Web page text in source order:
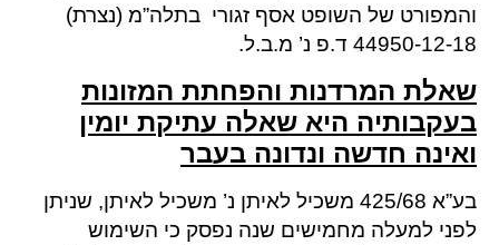
והמפורט של השופט אסף זגורי בתלה”מ (נצרת)
44950-12-18 ד.פ נ’ מ.ב.ל.
שאלת המרדנות והפחתת המזונות
בעקבותיה היא שאלה עתיקת יומין
ואינה חדשה ונדונה בעבר
בע”א 425/68 משכיל לאיתן נ’ משכיל לאיתן, שניתן
לפני למעלה מחמישים שנה נפסק כי השימוש